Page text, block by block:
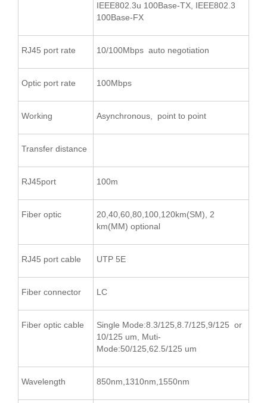
IEEE802.3u 100Base-TX, IEEE802.3
100Base-FX
RJ45 port rate 10/100Mbps auto negotiation
Optic port rate 100Mbps
Working Asynchronous, point to point
Transfer distance
RJ45port 100m
Fiber optic
20,40,60,80,100,120km(SM), 2
km(MM) optional
RJ45 port cable UTP 5E
Fiber connector LC
Fiber optic cable
Single Mode:8.3/125,8.7/125,9/125 or
10/125 um, Muti-
Mode:50/125,62.5/125 um
Wavelength 850nm,1310nm,1550nm